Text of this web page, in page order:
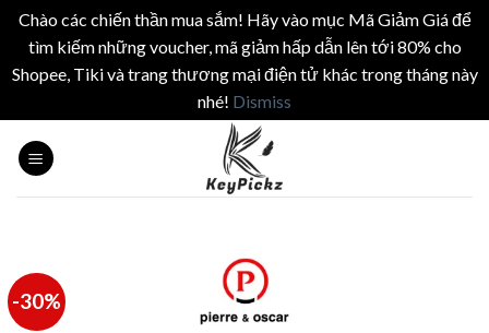
Chào các chiến thần mua sắm! Hãy vào mục Mã Giảm Giá để
tìm kiếm những voucher, mã giảm hấp dẫn lên tới 80% cho
Shopee, Tiki và trang thương mại điện tử khác trong tháng này
nhé! Dismiss
-30%